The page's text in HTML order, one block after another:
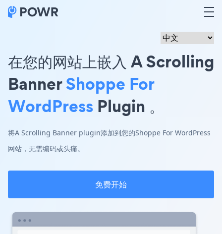
在您的网站上嵌入 A Scrolling
BannerShoppe For
WordPress Plugin 。
将A Scrolling Banner plugin添加到您的Shoppe For WordPress
网站，无需编码或头痛。
免费开始